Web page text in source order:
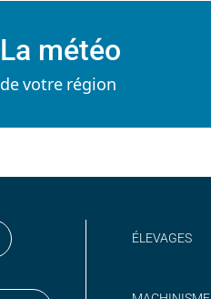
La météo
de votre région
ÉLEVAGES